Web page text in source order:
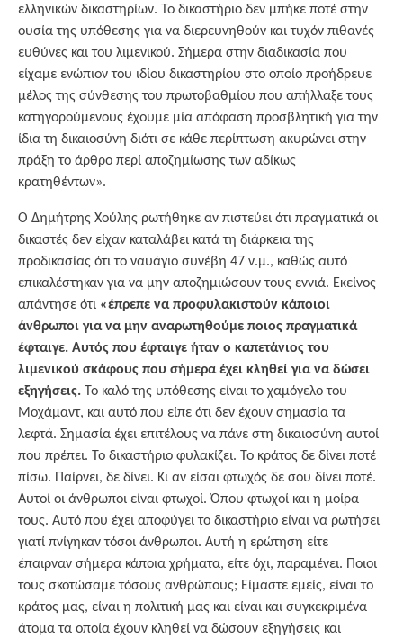
ελληνικών δικαστηρίων. Το δικαστήριο δεν μπήκε ποτέ στην
ουσία της υπόθεσης για να διερευνηθούν και τυχόν πιθανές
ευθύνες και του λιμενικού. Σήμερα στην διαδικασία που
είχαμε ενώπιον του ιδίου δικαστηρίου στο οποίο προήδρευε
μέλος της σύνθεσης του πρωτοβαθμίου που απήλλαξε τους
κατηγορούμενους έχουμε μία απόφαση προσβλητική για την
ίδια τη δικαιοσύνη διότι σε κάθε περίπτωση ακυρώνει στην
πράξη το άρθρο περί αποζημίωσης των αδίκως
κρατηθέντων».
Ο Δημήτρης Χούλης ρωτήθηκε αν πιστεύει ότι πραγματικά οι
δικαστές δεν είχαν καταλάβει κατά τη διάρκεια της
προδικασίας ότι το ναυάγιο συνέβη 47 ν.μ., καθώς αυτό
επικαλέστηκαν για να μην αποζημιώσουν τους εννιά. Εκείνος
απάντησε ότι «έπρεπε να προφυλακιστούν κάποιοι
άνθρωποι για να μην αναρωτηθούμε ποιος πραγματικά
έφταιγε. Αυτός που έφταιγε ήταν ο καπετάνιος του
λιμενικού σκάφους που σήμερα έχει κληθεί για να δώσει
εξηγήσεις. Το καλό της υπόθεσης είναι το χαμόγελο του
Μοχάμαντ, και αυτό που είπε ότι δεν έχουν σημασία τα
λεφτά. Σημασία έχει επιτέλους να πάνε στη δικαιοσύνη αυτοί
που πρέπει. Το δικαστήριο φυλακίζει. Το κράτος δε δίνει ποτέ
πίσω. Παίρνει, δε δίνει. Κι αν είσαι φτωχός δε σου δίνει ποτέ.
Αυτοί οι άνθρωποι είναι φτωχοί. Όπου φτωχοί και η μοίρα
τους. Αυτό που έχει αποφύγει το δικαστήριο είναι να ρωτήσει
γιατί πνίγηκαν τόσοι άνθρωποι. Αυτή η ερώτηση είτε
έπαιρναν σήμερα κάποια χρήματα, είτε όχι, παραμένει. Ποιοι
τους σκοτώσαμε τόσους ανθρώπους; Είμαστε εμείς, είναι το
κράτος μας, είναι η πολιτική μας και είναι και συγκεκριμένα
άτομα τα οποία έχουν κληθεί να δώσουν εξηγήσεις και